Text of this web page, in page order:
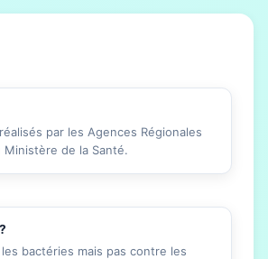
par les Agences Régionales
Ministère de la Santé.
bactéries mais pas contre les